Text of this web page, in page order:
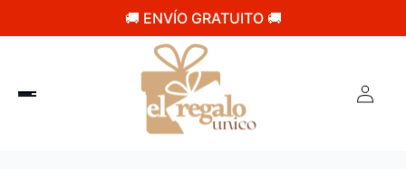
🚚 ENVÍO GRATUITO 🚚